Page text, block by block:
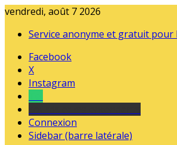
vendredi, août 7 2026
Service anonyme et gratuit pour
Facebook
X
Instagram
Connexion
Sidebar (barre latérale)